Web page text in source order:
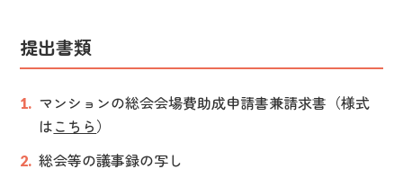
提出書類
マンションの総会会場費助成申請書兼請求書（様式
はこちら）
総会等の議事録の写し